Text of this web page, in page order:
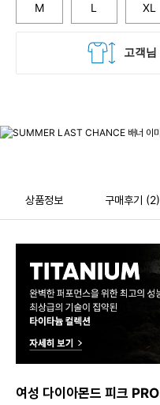
M L XL
상품정보 구매후기 (2)
여성 다이아몬드 피크